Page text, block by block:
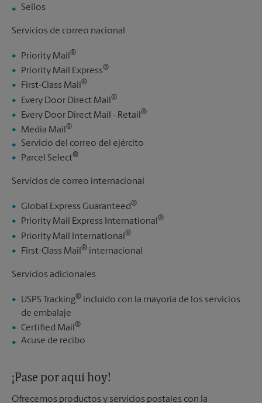
Sellos
Servicios de correo nacional
Priority Mail ®
Priority Mail Express®
First-Class Mail®
Every Door Direct Mail ®
Every Door Direct Mail - Retail®
Media Mail®
Servicio del correo del ejército
Parcel Select®
Servicios de correo internacional
Global Express Guaranteed®
Priority Mail Express International®
Priority Mail International ®
First-Class Mail® internacional
Servicios adicionales
USPS Tracking® incluido con la mayoría de los servicios
de embalaje
Certified Mail ®
Acuse de recibo
¡Pase por aquí hoy!
Ofrecemos productos y servicios postales con la